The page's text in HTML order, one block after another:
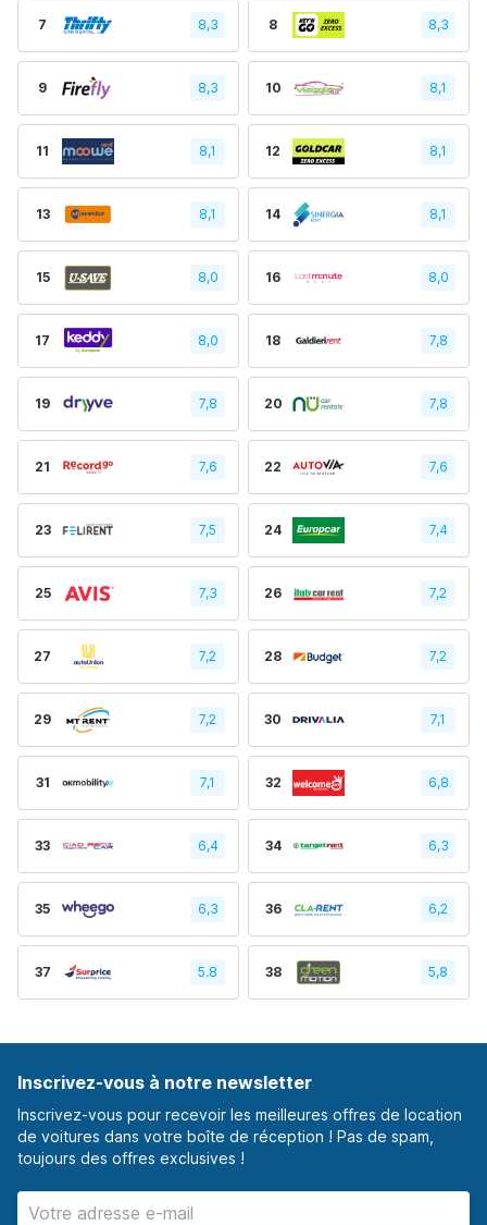
7 8,3 8 8,3
9 8,3 10 8,1
11 8,1 12 8,1
13 8,1 14 8,1
15 8,0 16 8,0
17 8,0 18 7,8
19 7,8 20 7,8
21 7,6 22 7,6
23 7,5 24 7,4
25 7,3 26 7,2
27 7,2 28 7,2
29 7,2 30 7,1
31 7,1 32 6,8
33 6,4 34 6,3
35 6,3 36 6,2
37 5.8 38 5,8
Inscrivez-vous à notre newsletter
Inscrivez-vous pour recevoir les meilleures offres de location
de voitures dans votre boîte de réception ! Pas de spam,
toujours des offres exclusives !